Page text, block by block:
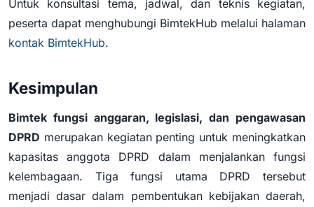
Untuk konsultasi tema, jadwal, dan teknis kegiatan,
peserta dapat menghubungi BimtekHub melalui halaman
kontak BimtekHub.
Kesimpulan
Bimtek fungsi anggaran, legislasi, dan pengawasan
DPRD merupakan kegiatan penting untuk meningkatkan
kapasitas anggota DPRD dalam menjalankan fungsi
kelembagaan. Tiga fungsi utama DPRD tersebut
menjadi dasar dalam pembentukan kebijakan daerah,